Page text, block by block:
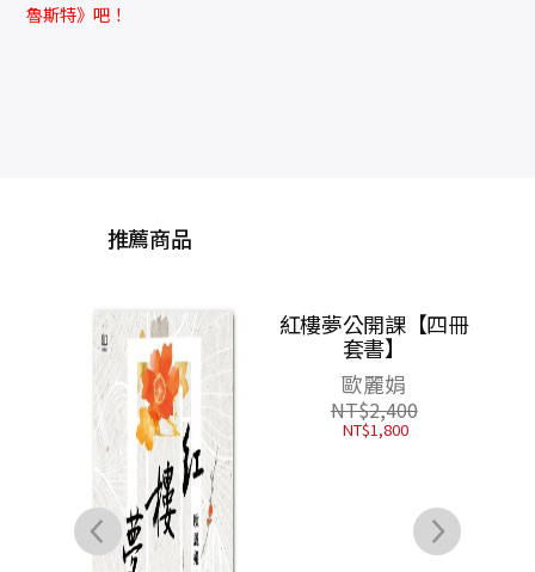
魯斯特》吧！
推薦商品